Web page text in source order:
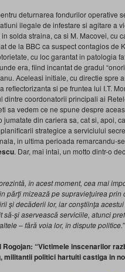
deturnarea fondurilor operative
ilegale de infestare si agitare a
solda straina, ca si M. Macovei, cu
de la BBC ca suspect contagios de
cu loc garantat in patologia
era, fiind incantat de gradul
Aceleasi initiale, cu directie spre
si pe fruntea lui I.T.
dintre coordonatorii principali ai
sa vedem ce ne spune despre
din cariera sa, cat si, apoi,
strategice a serviciului
in ultima perioada remarcandu-
. Dar, mai intai, un motto dintr-o
în acest moment, cea mai
părţi mizează pe supravieţuirea prin
şi decăderii lor, iar conştiinţa
şi aservească serviciile, atunci
– fără voia lor, în dispute
“Victimele inscenarilor
militantii politici hartuiti castiga in